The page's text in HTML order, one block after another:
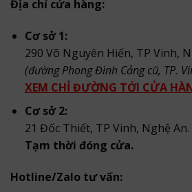
Địa chỉ cửa hàng:
Cơ sở 1:
290 Võ Nguyên Hiến, TP Vinh,
(đường Phong Đình Cảng cũ, TP.
XEM CHỈ ĐƯỜNG TỚI CỬA
Cơ sở 2:
21 Đốc Thiết, TP Vinh, Nghệ An.
Tạm thời đóng cửa.
Hotline/Zalo tư vấn: